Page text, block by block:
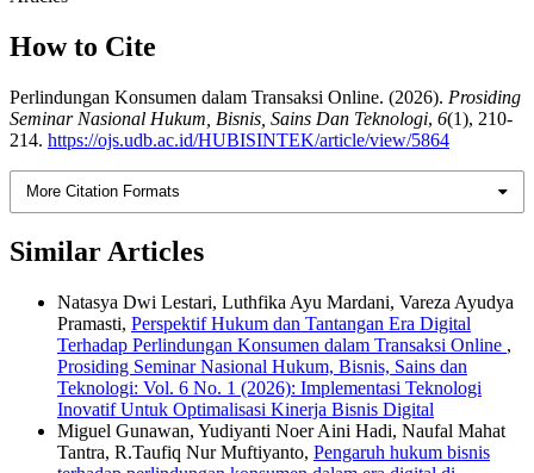
How to Cite
Perlindungan Konsumen dalam Transaksi Online. (2026). Prosiding
Seminar Nasional Hukum, Bisnis, Sains Dan Teknologi, 6(1), 210-
214. https://ojs.udb.ac.id/HUBISINTEK/article/view/5864
More Citation Formats
Similar Articles
Natasya Dwi Lestari, Luthfika Ayu Mardani, Vareza Ayudya
Pramasti, Perspektif Hukum dan Tantangan Era Digital
Terhadap Perlindungan Konsumen dalam Transaksi Online ,
Prosiding Seminar Nasional Hukum, Bisnis, Sains dan
Teknologi: Vol. 6 No. 1 (2026): Implementasi Teknologi
Inovatif Untuk Optimalisasi Kinerja Bisnis Digital
Miguel Gunawan, Yudiyanti Noer Aini Hadi, Naufal Mahat
Tantra, R.Taufiq Nur Muftiyanto, Pengaruh hukum bisnis